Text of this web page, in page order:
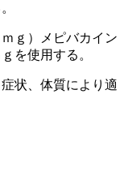
ｇ）メピバカイン
を使用する。
状、体質により適